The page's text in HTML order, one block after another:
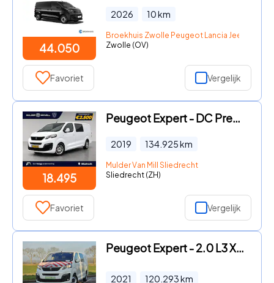
44.050
2026 10km
Broekhuis Zwolle Peugeot Lancia Jeep Fiat
Zwolle (OV)
Favoriet Vergelijk
18.495
Peugeot Expert - DC Premium Pack 2.0 BlueHDi 180pk EAT6 | DUBBELE CABINE! | N
2019 134.925km
Mulder Van Mill Sliedrecht
Sliedrecht (ZH)
Favoriet Vergelijk
Peugeot Expert - 2.0 L3 XL Dubbel Cabine
2021 120.293km